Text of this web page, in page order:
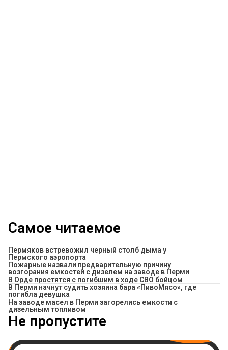
Самое читаемое
Пермяков встревожил черный столб дыма у
Пермского аэропорта
Пожарные назвали предварительную причину
возгорания емкостей с дизелем на заводе в Перми
В Орде простятся с погибшим в ходе СВО бойцом
​В Перми начнут судить хозяина бара «ПивоМясо», где
погибла девушка
На заводе масел в Перми загорелись емкости с
дизельным топливом
Не пропустите